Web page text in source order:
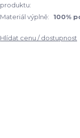
produktu:
Materiál výplně: 100%
Hlídat cenu / dostupnost